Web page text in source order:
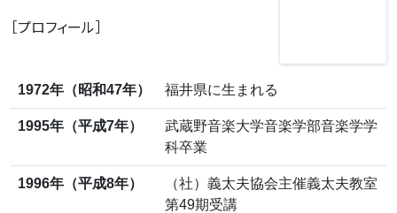
［プロフィール］
1972年（昭和47年） 福井県に生まれる
1995年（平成7年）
武蔵野音楽大学音楽学部音楽学学
科卒業
1996年（平成8年）
（社）義太夫協会主催義太夫教室
第49期受講